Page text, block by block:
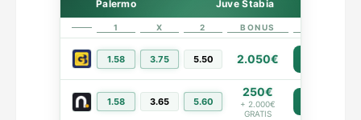
Palermo Juve Stabia
1 X 2 BONUS
1.58 3.75 5.50 2.050€
1.58 3.65 5.60
250€
+ 2.000€
GRATIS